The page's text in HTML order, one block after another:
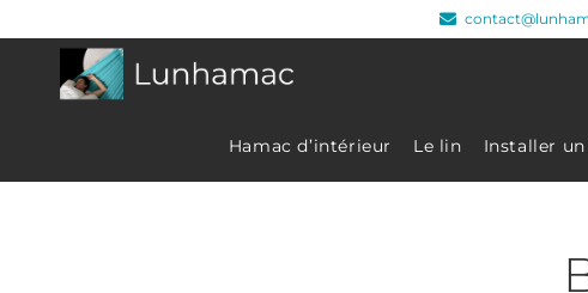
Hamac d’intérieur Le lin Installer